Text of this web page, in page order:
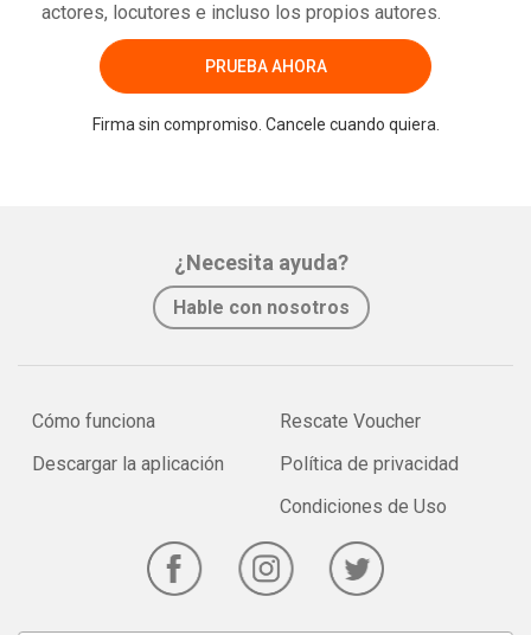
actores, locutores e incluso los propios autores.
PRUEBA AHORA
Firma sin compromiso. Cancele cuando quiera.
¿Necesita ayuda?
Hable con nosotros
Cómo funciona
Descargar la aplicación
Rescate Voucher
Política de privacidad
Condiciones de Uso